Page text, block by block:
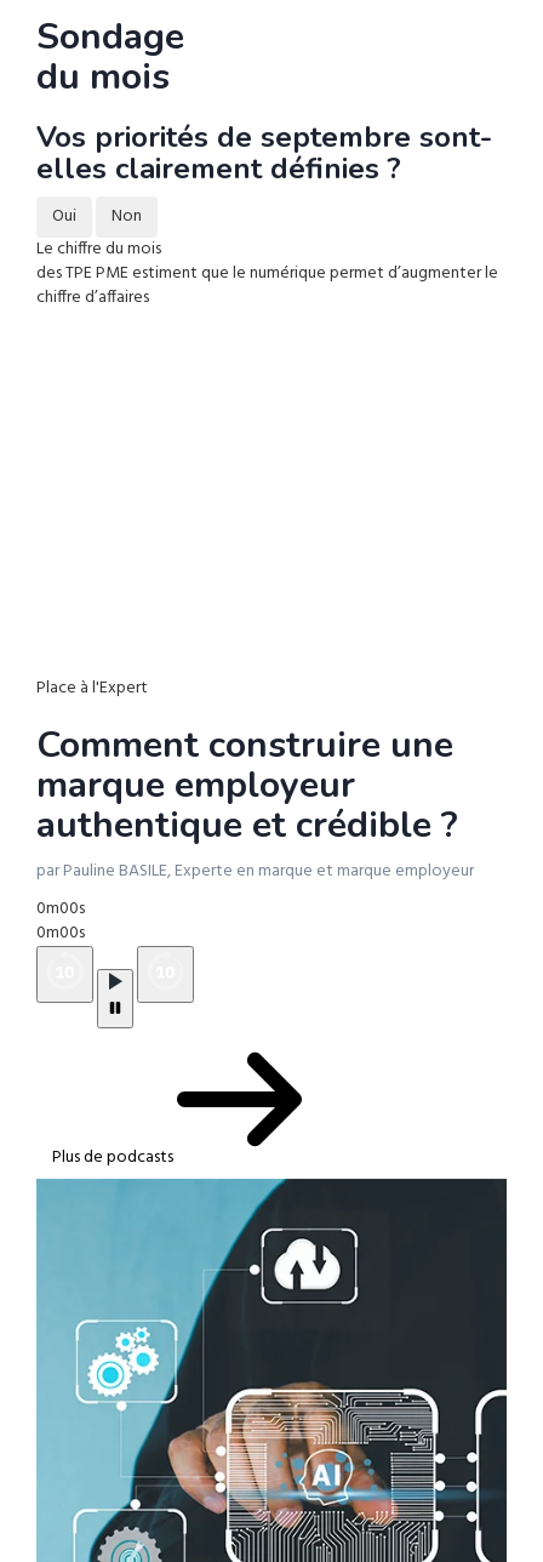
Sondage
du mois
Vos priorités de septembre sont-
elles clairement définies ?
Oui
Non
Le chiffre du mois
des TPE PME estiment que le numérique permet d’augmenter le
chiffre d’affaires
Place à l'Expert
Comment construire une
marque employeur
authentique et crédible ?
par Pauline BASILE, Experte en marque et marque employeur
0m00s
0m00s
Plus de podcasts